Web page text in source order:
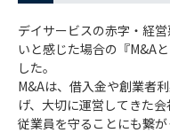
デイサービスの赤字・経
いと感じた場合の『M&A
した。
M&Aは、借入金や創業者
げ、大切に運営してきた
従業員を守ることにも繋が